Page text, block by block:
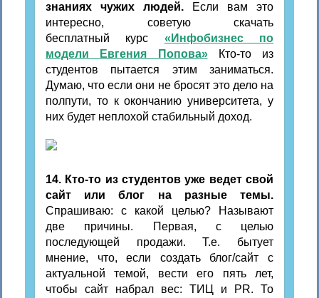
знаниях чужих людей. Если вам это
интересно, советую скачать
бесплатный курс «Инфобизнес по
модели Евгения Попова»Кто-то из
студентов пытается этим заниматься.
Думаю, что если они не бросят это дело на
полпути, то к окончанию университета, у
них будет неплохой стабильный доход.
14. Кто-то из студентов уже ведет свой
сайт или блог на разные темы.
Спрашиваю: с какой целью? Называют
две причины. Первая, с целью
последующей продажи. Т.е. бытует
мнение, что, если создать блог/сайт с
актуальной темой, вести его пять лет,
чтобы сайт набрал вес: ТИЦ и PR. То